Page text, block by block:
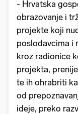
- Hrvatska
obrazovanje i
projekte koji
poslodavcima i
kroz radionice
projekta,
te ih ohrabriti
od
ideje, preko